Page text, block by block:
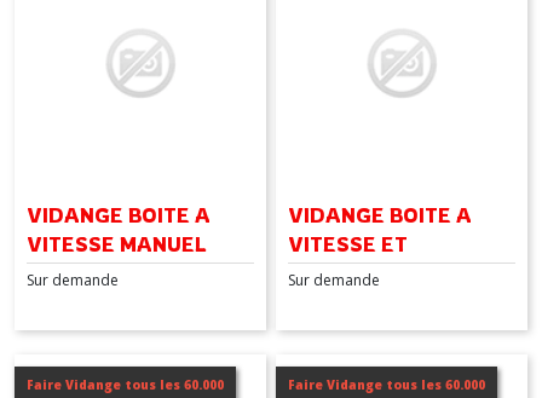
VIDANGE BOITE A
VITESSE MANUEL
Sur demande
VIDANGE BOITE A
VITESSE ET
TRANFERT
Sur demande
Faire Vidange tous les 60.000 Faire Vidange tous les 60.000